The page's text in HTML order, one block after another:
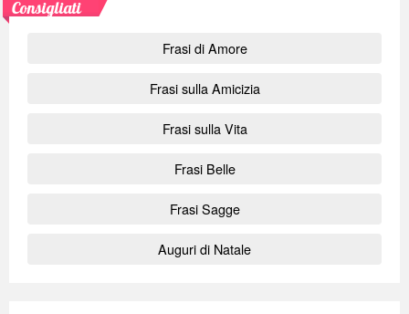
Consigliati
Frasi di Amore
Frasi sulla Amicizia
Frasi sulla Vita
Frasi Belle
Frasi Sagge
Auguri di Natale